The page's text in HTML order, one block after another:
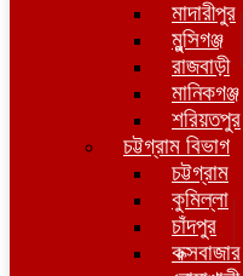
মাদারীপুর
মুন্সিগঞ্জ
রাজবাড়ী
মানিকগঞ্জ
শরিয়তপুর
চট্টগ্রাম বিভাগ
চট্টগ্রাম
কুমিল্লা
চাঁদপুর
কক্সবাজার